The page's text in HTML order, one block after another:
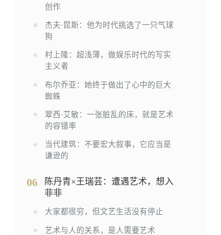
创作
杰夫·昆斯：他为时代挑选了一只气球
狗
村上隆：超浅薄，做娱乐时代的写实
主义者
布尔乔亚：她终于做出了心中的巨大
蜘蛛
翠西·艾敏：一张脏乱的床，就是艺术
的容错率
当代建筑：不要宏大叙事，它应当是
谦逊的
06
陈丹青×王瑞芸：遭遇艺术，想入
非非
大家都很穷，但文艺生活没有停止
艺术与人的关系，是人需要艺术